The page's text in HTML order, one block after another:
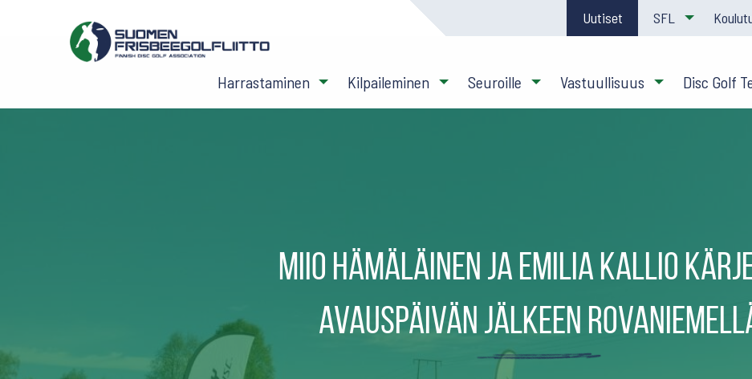
Uutiset SFL
Harrastaminen Kilpaileminen Seuroille Vastuullisuus Disc Golf
Miio Hämäläinen ja Emilia Kallio
avauspäivän jälkeen